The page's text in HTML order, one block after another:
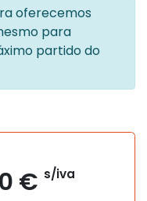
oferecemos
para
partido do